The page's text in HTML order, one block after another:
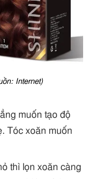
Internet)
muốn tạo độ
Tóc xoăn muốn
thì lọn xoăn càng